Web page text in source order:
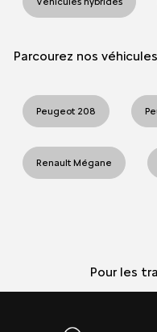
Parcourez nos
Peugeot 208
Renault Mégane
Pour les